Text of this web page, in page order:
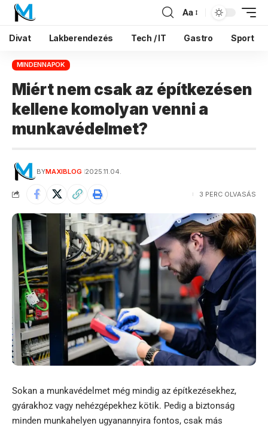
Aa
Divat Lakberendezés Tech / IT Gastro Sport
MINDENNAPOK
Miért nem csak az építkezésen
kellene komolyan venni a
munkavédelmet?
BYMAXIBLOG 2025.11.04.
3 PERC OLVASÁS
Sokan a munkavédelmet még mindig az építkezésekhez,
gyárakhoz vagy nehézgépekhez kötik. Pedig a biztonság
minden munkahelyen ugyanannyira fontos, csak más